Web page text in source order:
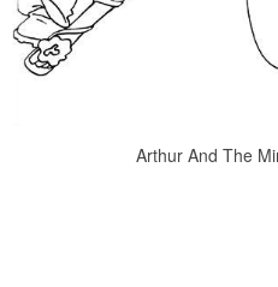
Arthur And The